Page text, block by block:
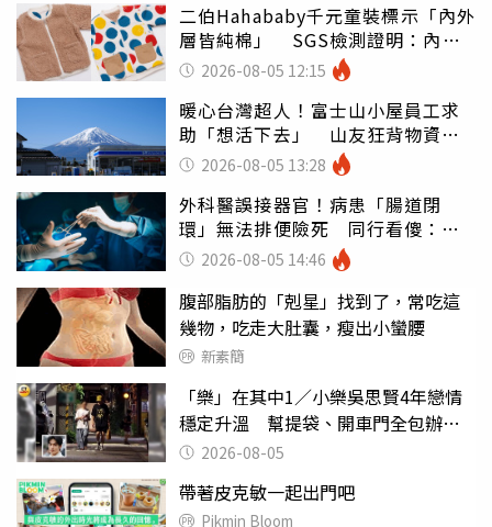
二伯Hahababy千元童裝標示「內外
層皆純棉」 SGS檢測證明：內裡
100%聚酯纖維
2026-08-05 12:15
暖心台灣超人！富士山小屋員工求
助「想活下去」 山友狂背物資上
山：台灣真的是寶島
2026-08-05 13:28
外科醫誤接器官！病患「腸道閉
環」無法排便險死 同行看傻：糟
糕至極
2026-08-05 14:46
腹部脂肪的「剋星」找到了，常吃這
幾物，吃走大肚囊，瘦出小蠻腰
新素簡
「樂」在其中1／小樂吳思賢4年戀情
穩定升溫 幫提袋、開車門全包辦閃
瞎眾人
2026-08-05
帶著皮克敏一起出門吧
Pikmin Bloom